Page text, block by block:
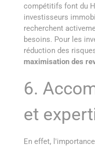
compétitifs font du
investisseurs
recherchent
besoins. Pour les
réduction des
maximisation des
6.
et
En effet,